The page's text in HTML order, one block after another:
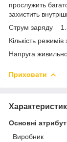
прослужить
захистить
Струм заряду
Кількість
Напруга
Приховати
Основні
Виробник